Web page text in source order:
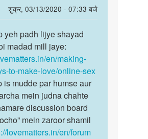
apki
kya
by
Auntyji
शुक्र, 03/13/2020 - 07:33 बजे
yeh padh lijye shayad
madad mill jaye:
en/making-
to-make-love/online-sex
is mudde par humse aur
mein judna chahte
discussion board
mein zaroor shamil
lovematters.in/en/forum